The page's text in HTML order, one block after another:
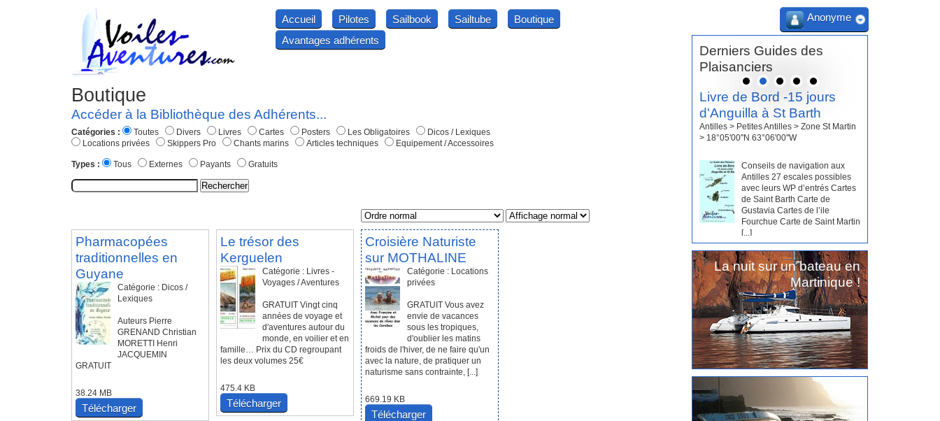
Accueil Pilotes Sailbook Sailtube
Boutique
Avantages adhérents
Boutique
Accéder à la Bibliothèque des Adhérents...
Catégories : Toutes Divers Livres Cartes Posters Les Obligatoires
Dicos / Lexiques
Locations privées
Skippers Pro Chants marins Articles techniques Equipement / Accessoires
Types : Tous Externes Payants Gratuits
Pharmacopées
traditionnelles en
Guyane
Catégorie : Dicos /
Lexiques
Auteurs Pierre
GRENAND Christian
MORETTI Henri
JACQUEMIN
GRATUIT
38.24 MB
Télécharger
Le trésor des
Kerguelen
Catégorie : Livres -
Voyages / Aventures
GRATUIT Vingt cinq
années de voyage et
d'aventures autour du
monde, en voilier et en
famille… Prix du CD regroupant
les deux volumes 25€
475.4 KB
Télécharger
Croisière Naturiste
sur MOTHALINE
Catégorie : Locations
privées
GRATUIT Vous avez
envie de vacances
sous les tropiques,
d'oublier les matins
froids de l'hiver, de ne faire qu'un
avec la nature, de pratiquer un
naturisme sans contrainte, [...]
669.19 KB
Télécharger
Derniers Guides des
Plaisanciers
Livre de Bord -15 jours
d'Anguilla à St Barth
Antilles > Petites Antilles > Zone St Martin
> 18°05'00''N 63°06'00''W
Conseils de navigation aux
Antilles 27 escales possibles
avec leurs WP d’entrés Cartes
de Saint Barth Carte de
Gustavia Cartes de l’ile
Fourchue Carte de Saint Martin
[...]
La nuit sur un bateau en
Martinique !
Anonyme